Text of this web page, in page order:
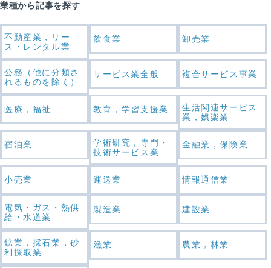
業種から記事を探す
不動産業，リー
ス・レンタル業
飲食業 卸売業
公務（他に分類さ
れるものを除く）
サービス業全般 複合サービス事業
医療，福祉 教育，学習支援業
生活関連サービス
業，娯楽業
宿泊業
学術研究，専門・
技術サービス業
金融業，保険業
小売業 運送業 情報通信業
電気・ガス・熱供
給・水道業
製造業 建設業
鉱業，採石業，砂
利採取業
漁業 農業，林業